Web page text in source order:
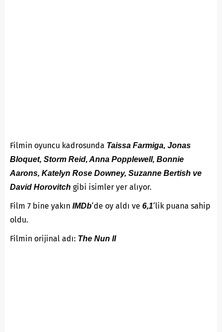
Filmin oyuncu kadrosunda Taissa Farmiga, Jonas
Bloquet, Storm Reid, Anna Popplewell, Bonnie
Aarons, Katelyn Rose Downey, Suzanne Bertish ve
David Horovitch gibi isimler yer alıyor.
Film 7 bine yakın IMDb‘de oy aldı ve 6,1‘lik puana sahip
oldu.
Filmin orijinal adı: The Nun II